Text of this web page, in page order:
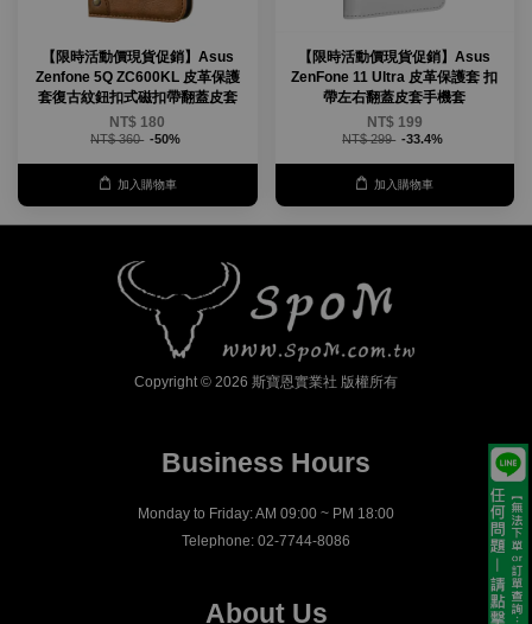
【限時活動價現貨促銷】Asus
Zenfone 5Q ZC600KL 皮革保護
套復古紋鈕扣式磁扣帶翻蓋皮套
NT$ 180
NT$ 360 -50%
加入購物車
【限時活動價現貨促銷】Asus
ZenFone 11 Ultra 皮革保護套 扣
帶左右翻蓋皮套手機套
NT$ 199
NT$ 299 -33.4%
加入購物車
Copyright © 2026 斯寶恩實業社 版權所有
Business Hours
Monday to Friday: AM 09:00 ~ PM 18:00
Telephone: 02-7744-8086
About Us